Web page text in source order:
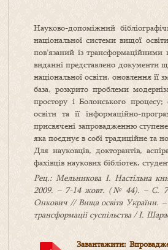
Науково-допоміжний
національної системи вищої
пов’язаний із
виданні представлено документи
національної освіти, оновлення її
база, розкрито проблеми
простору і Болонського
освіти та її інформаційно-
присвячені запровадженню
яка поєднує в собі традиційне та
Для науковців, докторантів,
фахівців наукових бібліотек,
Рец.: Мельникова І. Настільна
2009. – 7-14 жовт. (№ 44). – С. 7 ;
Онкович // Вища освіта України.
трансформації суспільства / І.
Завантажити: